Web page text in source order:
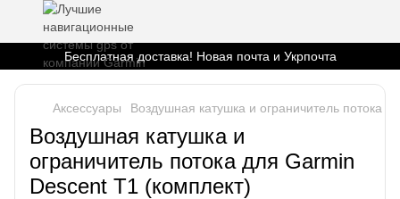
Бесплатная доставка! Новая почта и Укрпочта
Аксессуары Воздушная катушка и ограничитель потока
Воздушная катушка и
ограничитель потока для Garmin
Descent T1 (комплект)